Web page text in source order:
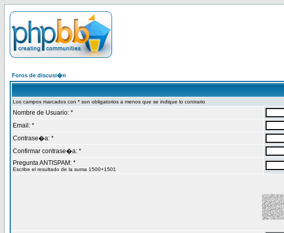
Foros de discusi�n
Los campos marcados con * son obligatorios a menos que se indique lo contrario
Nombre de Usuario: *
Email: *
Contrase�a: *
Confirmar contrase�a: *
Pregunta ANTISPAM: *
Escribe el resultado de la suma 1500+1501